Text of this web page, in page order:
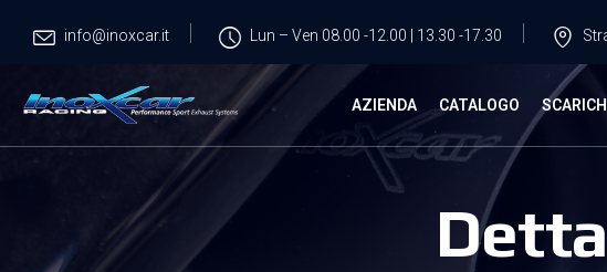
info@inoxcar.it Lun – Ven 08.00 -12.00 | 13.30 -17.30
AZIENDA CATALOGO